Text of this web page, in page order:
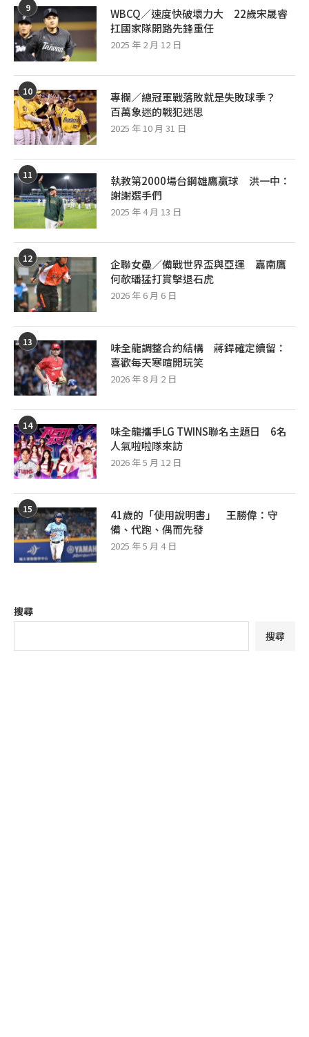
9
WBCQ／速度快破壞力大 22歲宋晟睿
扛國家隊開路先鋒重任
2025 年 2 月 12 日
10
專欄／總冠軍戰落敗就是失敗球季？
百萬象迷的戰犯迷思
2025 年 10 月 31 日
11
執教第2000場台鋼雄鷹贏球 洪一中：
謝謝選手們
2025 年 4 月 13 日
12
企聯女壘／備戰世界盃與亞運 嘉南鷹
何欹璠猛打賞擊退石虎
2026 年 6 月 6 日
13
味全龍調整合約結構 蔣銲確定續留：
喜歡每天寒暄開玩笑
2026 年 8 月 2 日
14
味全龍攜手LG TWINS聯名主題日 6名
人氣啦啦隊來訪
2026 年 5 月 12 日
15
41歲的「使用說明書」 王勝偉：守
備、代跑、偶而先發
2025 年 5 月 4 日
搜尋
搜尋